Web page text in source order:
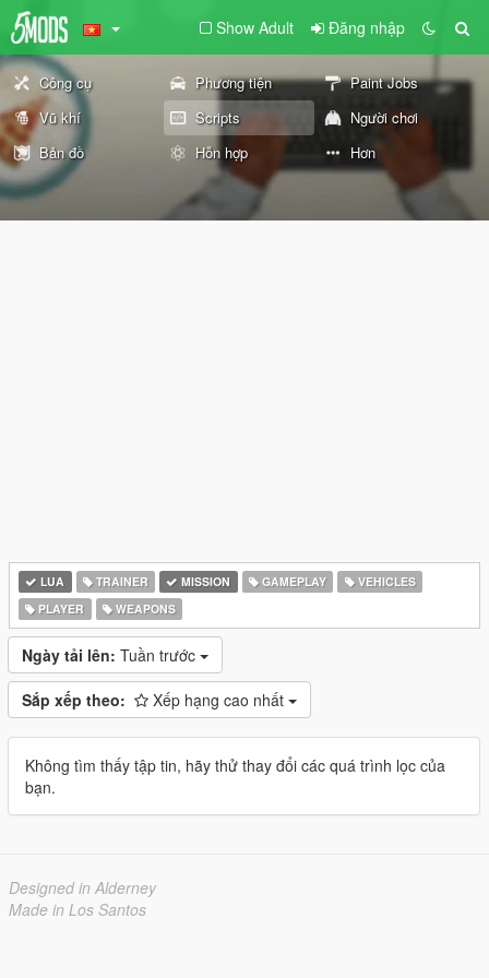
Show Adult Đăng nhập
Công cụ Phương tiện
Paint Jobs
Vũ khí
Scripts
Người chơi
Bản đồ
Hỗn hợp Hơn
LUA TRAINER MISSION GAMEPLAY
VEHICLES
PLAYER
WEAPONS
Ngày tải lên: Tuần trước
Sắp xếp theo: Xếp hạng cao nhất
Không tìm thấy tập tin, hãy thử thay đổi các quá trình lọc của
bạn.
Designed in Alderney
Made in Los Santos